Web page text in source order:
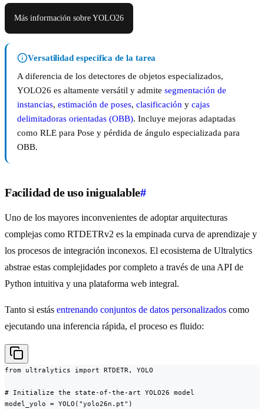
Más información sobre YOLO26
Versatilidad específica de la tarea
A diferencia de los detectores de objetos especializados,
YOLO26 es altamente versátil y admite segmentación de
instancias, estimación de poses, clasificación y cajas
delimitadoras orientadas (OBB). Incluye mejoras adaptadas
como RLE para Pose y pérdida de ángulo especializada para
OBB.
Facilidad de uso inigualable#
Uno de los mayores inconvenientes de adoptar arquitecturas
complejas como RTDETRv2 es la empinada curva de aprendizaje y
los procesos de integración inconexos. El ecosistema de Ultralytics
abstrae estas complejidades por completo a través de una API de
Python intuitiva y una plataforma web integral.
Tanto si estás entrenando conjuntos de datos personalizados como
ejecutando una inferencia rápida, el proceso es fluido:
from ultralytics import RTDETR, YOLO
# Initialize the state-of-the-art YOLO26 model
model_yolo = YOLO("yolo26n.pt")